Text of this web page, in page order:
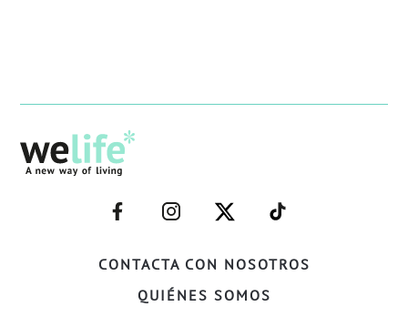
CONTACTA CON NOSOTROS
QUIÉNES SOMOS
–
FACEBOOK–
–
INSTAGRAM–
–
TWITTER–
–
WELIFE–